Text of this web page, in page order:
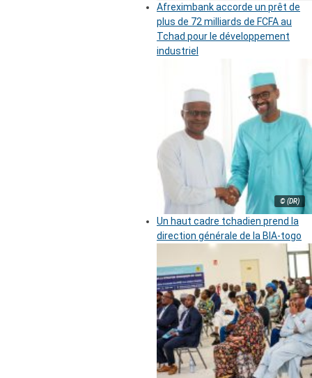
Afreximbank accorde un prêt de
plus de 72 milliards de FCFA au
Tchad pour le développement
industriel
© (DR)
Un haut cadre tchadien prend la
direction générale de la BIA-togo